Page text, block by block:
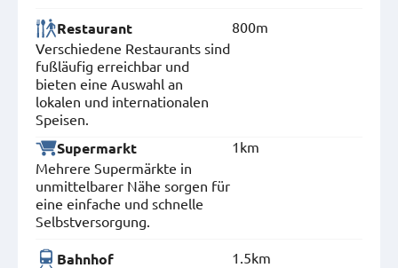
Restaurant
Verschiedene Restaurants sind
fußläufig erreichbar und
bieten eine Auswahl an
lokalen und internationalen
Speisen.
800m
Supermarkt
Mehrere Supermärkte in
unmittelbarer Nähe sorgen für
eine einfache und schnelle
Selbstversorgung.
1km
Bahnhof 1.5km